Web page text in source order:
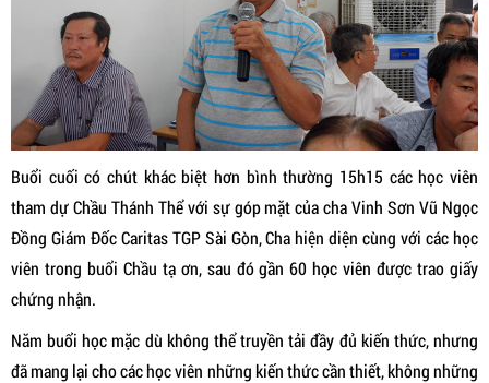
Buổi cuối có chút khác biệt hơn bình thường 15h15 các học viên
tham dự Chầu Thánh Thể với sự góp mặt của cha Vinh Sơn Vũ Ngọc
Đồng Giám Đốc Caritas TGP Sài Gòn, Cha hiện diện cùng với các học
viên trong buổi Chầu tạ ơn, sau đó gần 60 học viên được trao giấy
chứng nhận.
Năm buổi học mặc dù không thể truyền tải đầy đủ kiến thức, nhưng
đã mang lại cho các học viên những kiến thức cần thiết, không những